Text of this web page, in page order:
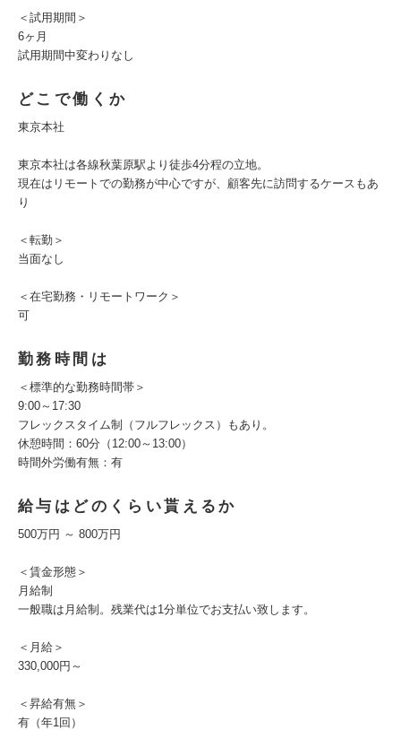
＜試用期間＞
6ヶ月
試用期間中変わりなし
どこで働くか
東京本社
東京本社は各線秋葉原駅より徒歩4分程の立地。
現在はリモートでの勤務が中心ですが、顧客先に訪問するケースもあ
り
＜転勤＞
当面なし
＜在宅勤務・リモートワーク＞
可
勤務時間は
＜標準的な勤務時間帯＞
9:00～17:30
フレックスタイム制（フルフレックス）もあり。
休憩時間：60分（12:00～13:00）
時間外労働有無：有
給与はどのくらい貰えるか
500万円 ～ 800万円
＜賃金形態＞
月給制
一般職は月給制。残業代は1分単位でお支払い致します。
＜月給＞
330,000円～
＜昇給有無＞
有（年1回）